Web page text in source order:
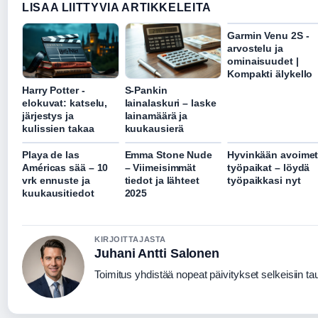
LISAA LIITTYVIA ARTIKKELEITA
Harry Potter -
elokuvat: katselu,
järjestys ja
kulissien takaa
S-Pankin
lainalaskuri – laske
lainamäärä ja
kuukausierä
Garmin Venu 2S -
arvostelu ja
ominaisuudet |
Kompakti älykello
Playa de las
Américas sää – 10
vrk ennuste ja
kuukausitiedot
Emma Stone Nude
– Viimeisimmät
tiedot ja lähteet
2025
Hyvinkään avoimet
työpaikat – löydä
työpaikkasi nyt
KIRJOITTAJASTA
Juhani Antti Salonen
Toimitus yhdistää nopeat päivitykset selkeisiin